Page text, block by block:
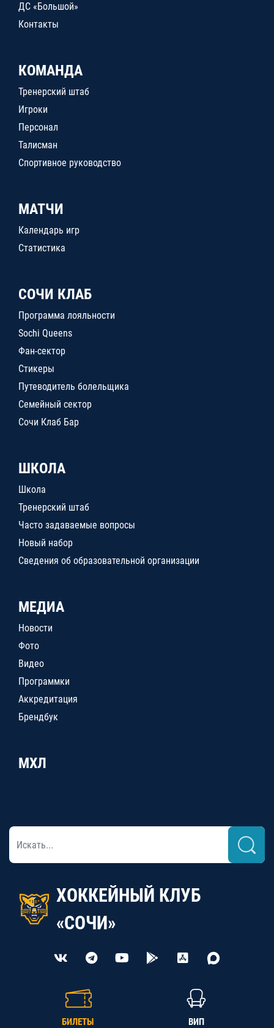
ДС «Большой»
Контакты
КОМАНДА
Тренерский штаб
Игроки
Персонал
Талисман
Спортивное руководство
МАТЧИ
Календарь игр
Статистика
СОЧИ КЛАБ
Программа лояльности
Sochi Queens
Фан-сектор
Стикеры
Путеводитель болельщика
Семейный сектор
Сочи Клаб Бар
ШКОЛА
Школа
Тренерский штаб
Часто задаваемые вопросы
Новый набор
Сведения об образовательной организации
МЕДИА
Новости
Фото
Видео
Программки
Аккредитация
Брендбук
МХЛ
ХОККЕЙНЫЙ КЛУБ
«СОЧИ»
БИЛЕТЫ ВИП